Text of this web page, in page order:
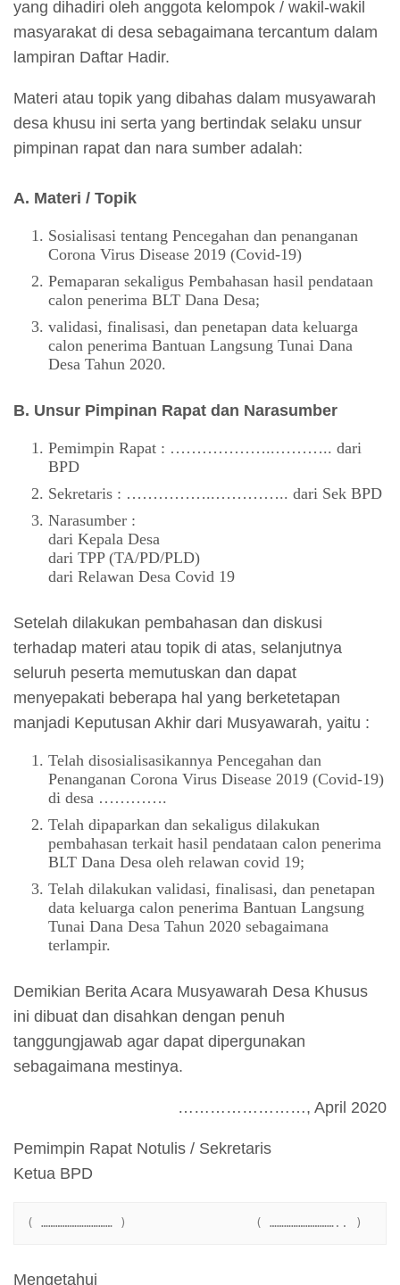
yang dihadiri oleh anggota kelompok / wakil-wakil
masyarakat di desa sebagaimana tercantum dalam
lampiran Daftar Hadir.
Materi atau topik yang dibahas dalam musyawarah
desa khusu ini serta yang bertindak selaku unsur
pimpinan rapat dan nara sumber adalah:
A. Materi / Topik
Sosialisasi tentang Pencegahan dan penanganan
Corona Virus Disease 2019 (Covid-19)
Pemaparan sekaligus Pembahasan hasil pendataan
calon penerima BLT Dana Desa;
validasi, finalisasi, dan penetapan data keluarga
calon penerima Bantuan Langsung Tunai Dana
Desa Tahun 2020.
B. Unsur Pimpinan Rapat dan Narasumber
Pemimpin Rapat : ………………..……….. dari
BPD
Sekretaris : ……………..………….. dari Sek BPD
Narasumber :
dari Kepala Desa
dari TPP (TA/PD/PLD)
dari Relawan Desa Covid 19
Setelah dilakukan pembahasan dan diskusi
terhadap materi atau topik di atas, selanjutnya
seluruh peserta memutuskan dan dapat
menyepakati beberapa hal yang berketetapan
manjadi Keputusan Akhir dari Musyawarah, yaitu :
Telah disosialisasikannya Pencegahan dan
Penanganan Corona Virus Disease 2019 (Covid-19)
di desa ………….
Telah dipaparkan dan sekaligus dilakukan
pembahasan terkait hasil pendataan calon penerima
BLT Dana Desa oleh relawan covid 19;
Telah dilakukan validasi, finalisasi, dan penetapan
data keluarga calon penerima Bantuan Langsung
Tunai Dana Desa Tahun 2020 sebagaimana
terlampir.
Demikian Berita Acara Musyawarah Desa Khusus
ini dibuat dan disahkan dengan penuh
tanggungjawab agar dapat dipergunakan
sebagaimana mestinya.
……………………, April 2020
Pemimpin Rapat Notulis / Sekretaris
Ketua BPD
( ………………………… )                  ( ……………………….. )
Mengetahui